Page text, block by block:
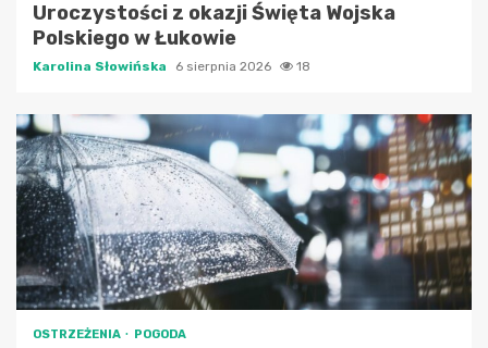
Uroczystości z okazji Święta Wojska
Polskiego w Łukowie
Karolina Słowińska 6 sierpnia 2026 18
OSTRZEŻENIA POGODA